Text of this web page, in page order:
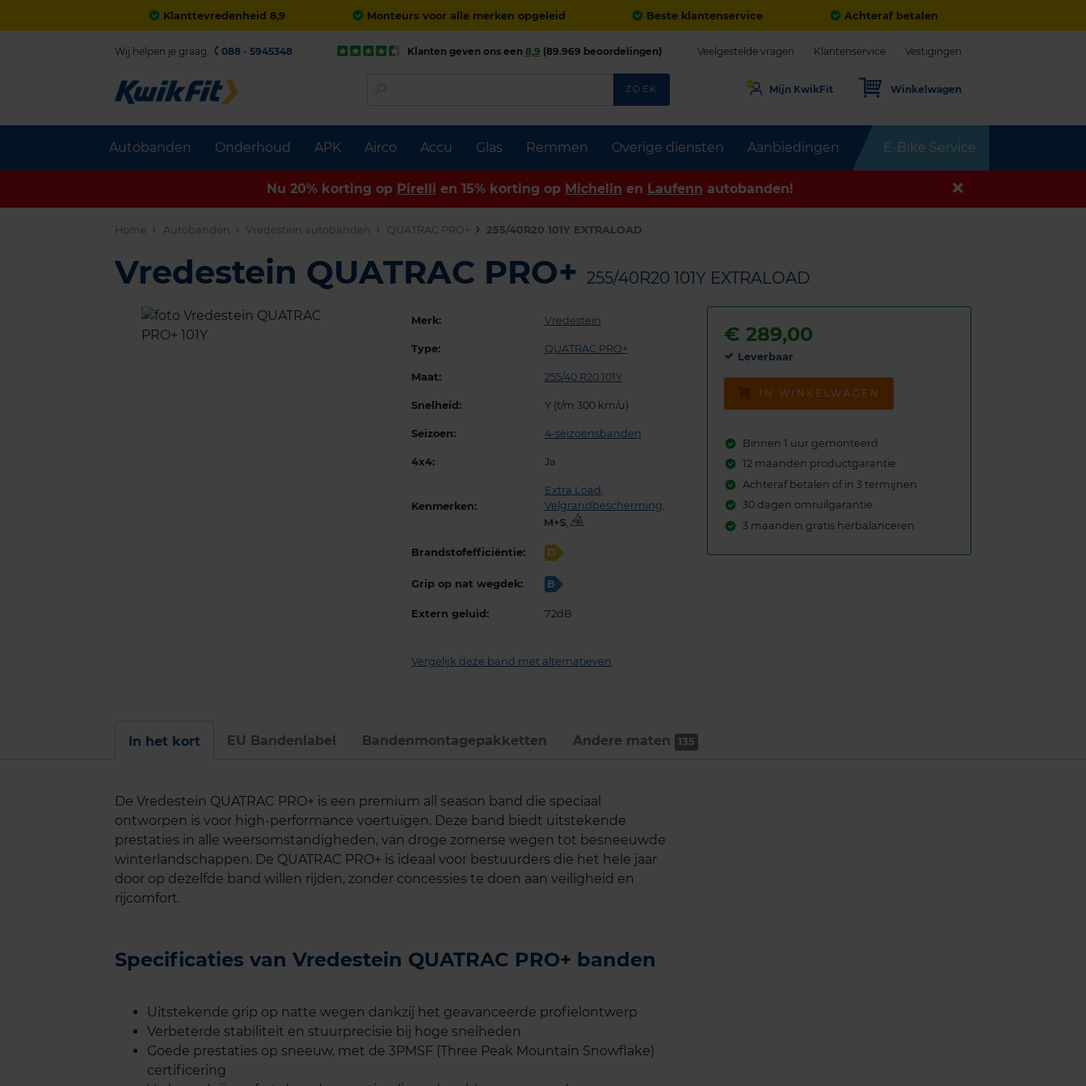
Klanttevredenheid 8,9 Monteurs voor alle merken opgeleid Beste klantenservice Achteraf betalen
Autobanden Onderhoud APK Airco Accu Glas Remmen Overige diensten Aanbiedingen E-Bike Service
Wij helpen je graag. 088 - 5945348 Klanten geven ons een 8,9 (89.969 beoordelingen) Veelgestelde vragen Klantenservice Vestigingen
ZOEK Mijn KwikFit Winkelwagen
Nu 20% korting op Pirelli en 15% korting op Michelin en Laufenn autobanden!
Home Autobanden Vredestein autobanden QUATRAC PRO+ 255/40R20 101Y EXTRALOAD
Vredestein QUATRAC PRO+ 255/40R20 101Y EXTRALOAD
Merk: Vredestein
Type: QUATRAC PRO+
Maat: 255/40 R20 101Y
Snelheid: Y (t/m 300 km/u)
Seizoen: 4-seizoensbanden
4x4: Ja
Kenmerken:
Extra Load ,
Velgrandbescherming,
,
Brandstofefficiëntie: D
Grip op nat wegdek: B
Extern geluid: 72dB
Vergelijk deze band met alternatieven
€289,00
Leverbaar
IN WINKELWAGEN
Binnen 1 uur gemonteerd
12 maanden productgarantie
Achteraf betalen of in 3 termijnen
30 dagen omruilgarantie
3 maanden gratis herbalanceren
In het kort EU Bandenlabel Bandenmontage­pakketten Andere maten 135
De Vredestein QUATRAC PRO+ is een premium all season band die speciaal
ontworpen is voor high-performance voertuigen. Deze band biedt uitstekende
prestaties in alle weersomstandigheden, van droge zomerse wegen tot besneeuwde
winterlandschappen. De QUATRAC PRO+ is ideaal voor bestuurders die het hele jaar
door op dezelfde band willen rijden, zonder concessies te doen aan veiligheid en
rijcomfort.
Specificaties van Vredestein QUATRAC PRO+ banden
Uitstekende grip op natte wegen dankzij het geavanceerde profielontwerp
Verbeterde stabiliteit en stuurprecisie bij hoge snelheden
Goede prestaties op sneeuw, met de 3PMSF (Three Peak Mountain Snowflake)
certificering